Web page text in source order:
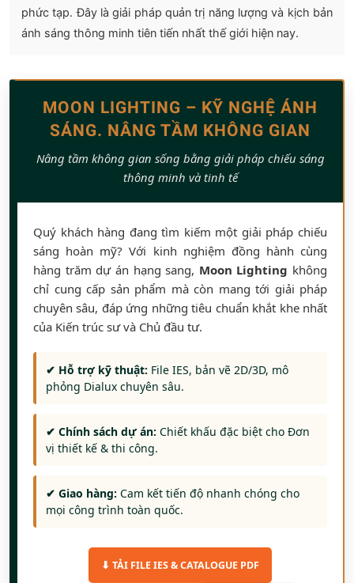
phức tạp. Đây là giải pháp quản trị năng lượng và kịch bản
ánh sáng thông minh tiên tiến nhất thế giới hiện nay.
MOON LIGHTING – KỸ NGHỆ ÁNH
SÁNG. NÂNG TẦM KHÔNG GIAN
Nâng tầm không gian sống bằng giải pháp chiếu sáng
thông minh và tinh tế
Quý khách hàng đang tìm kiếm một giải pháp chiếu
sáng hoàn mỹ? Với kinh nghiệm đồng hành cùng
hàng trăm dự án hạng sang, Moon Lighting không
chỉ cung cấp sản phẩm mà còn mang tới giải pháp
chuyên sâu, đáp ứng những tiêu chuẩn khắt khe nhất
của Kiến trúc sư và Chủ đầu tư.
✔ Hỗ trợ kỹ thuật: File IES, bản vẽ 2D/3D, mô
phỏng Dialux chuyên sâu.
✔ Chính sách dự án: Chiết khấu đặc biệt cho Đơn
vị thiết kế & thi công.
✔ Giao hàng: Cam kết tiến độ nhanh chóng cho
mọi công trình toàn quốc.
⬇ TẢI FILE IES & CATALOGUE PDF